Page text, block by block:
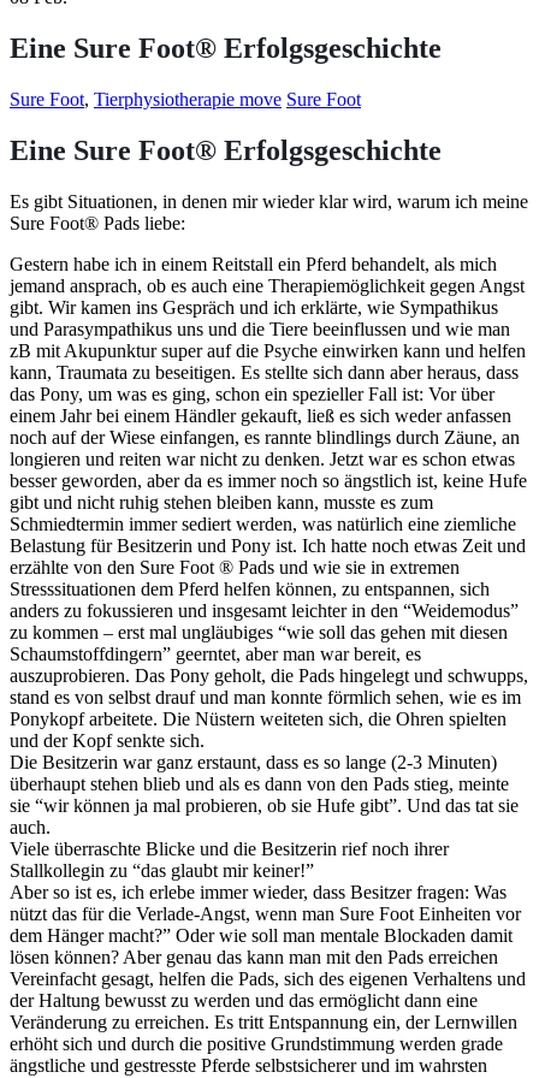
Eine Sure Foot® Erfolgsgeschichte
Sure Foot, Tierphysiotherapie move Sure Foot
Eine Sure Foot® Erfolgsgeschichte
Es gibt Situationen, in denen mir wieder klar wird, warum ich meine
Sure Foot® Pads liebe:
Gestern habe ich in einem Reitstall ein Pferd behandelt, als mich
jemand ansprach, ob es auch eine Therapiemöglichkeit gegen Angst
gibt. Wir kamen ins Gespräch und ich erklärte, wie Sympathikus
und Parasympathikus uns und die Tiere beeinflussen und wie man
zB mit Akupunktur super auf die Psyche einwirken kann und helfen
kann, Traumata zu beseitigen. Es stellte sich dann aber heraus, dass
das Pony, um was es ging, schon ein spezieller Fall ist: Vor über
einem Jahr bei einem Händler gekauft, ließ es sich weder anfassen
noch auf der Wiese einfangen, es rannte blindlings durch Zäune, an
longieren und reiten war nicht zu denken. Jetzt war es schon etwas
besser geworden, aber da es immer noch so ängstlich ist, keine Hufe
gibt und nicht ruhig stehen bleiben kann, musste es zum
Schmiedtermin immer sediert werden, was natürlich eine ziemliche
Belastung für Besitzerin und Pony ist. Ich hatte noch etwas Zeit und
erzählte von den Sure Foot ® Pads und wie sie in extremen
Stresssituationen dem Pferd helfen können, zu entspannen, sich
anders zu fokussieren und insgesamt leichter in den “Weidemodus”
zu kommen – erst mal ungläubiges “wie soll das gehen mit diesen
Schaumstoffdingern” geerntet, aber man war bereit, es
auszuprobieren. Das Pony geholt, die Pads hingelegt und schwupps,
stand es von selbst drauf und man konnte förmlich sehen, wie es im
Ponykopf arbeitete. Die Nüstern weiteten sich, die Ohren spielten
und der Kopf senkte sich.
Die Besitzerin war ganz erstaunt, dass es so lange (2-3 Minuten)
überhaupt stehen blieb und als es dann von den Pads stieg, meinte
sie “wir können ja mal probieren, ob sie Hufe gibt”. Und das tat sie
auch.
Viele überraschte Blicke und die Besitzerin rief noch ihrer
Stallkollegin zu “das glaubt mir keiner!”
Aber so ist es, ich erlebe immer wieder, dass Besitzer fragen: Was
nützt das für die Verlade-Angst, wenn man Sure Foot Einheiten vor
dem Hänger macht?” Oder wie soll man mentale Blockaden damit
lösen können? Aber genau das kann man mit den Pads erreichen
Vereinfacht gesagt, helfen die Pads, sich des eigenen Verhaltens und
der Haltung bewusst zu werden und das ermöglicht dann eine
Veränderung zu erreichen. Es tritt Entspannung ein, der Lernwillen
erhöht sich und durch die positive Grundstimmung werden grade
ängstliche und gestresste Pferde selbstsicherer und im wahrsten